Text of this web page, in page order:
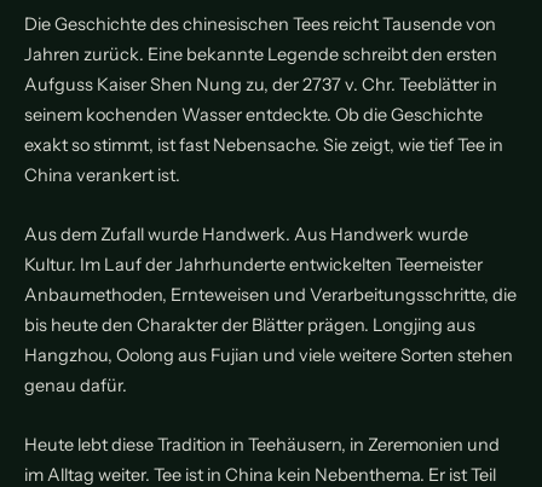
Die Geschichte des chinesischen Tees reicht Tausende von
Jahren zurück. Eine bekannte Legende schreibt den ersten
Aufguss Kaiser Shen Nung zu, der 2737 v. Chr. Teeblätter in
seinem kochenden Wasser entdeckte. Ob die Geschichte
exakt so stimmt, ist fast Nebensache. Sie zeigt, wie tief Tee in
China verankert ist.
Aus dem Zufall wurde Handwerk. Aus Handwerk wurde
Kultur. Im Lauf der Jahrhunderte entwickelten Teemeister
Anbaumethoden, Ernteweisen und Verarbeitungsschritte, die
bis heute den Charakter der Blätter prägen. Longjing aus
Hangzhou, Oolong aus Fujian und viele weitere Sorten stehen
genau dafür.
Heute lebt diese Tradition in Teehäusern, in Zeremonien und
im Alltag weiter. Tee ist in China kein Nebenthema. Er ist Teil